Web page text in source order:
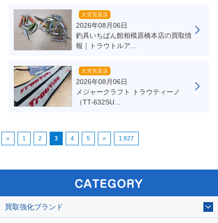
大宮宮原店
2026年08月06日
釣具いちばん館相模原橋本店の買取情
報｜トラウトルア...
大宮宮原店
2026年08月06日
メジャークラフト トラウティーノ
（TT-632SU...
« 1 2 3 4 5 » 1,927
買取強化ブランド